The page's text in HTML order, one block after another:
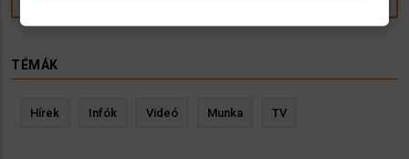
TÉMÁK
Hírek Infók Videó Munka TV